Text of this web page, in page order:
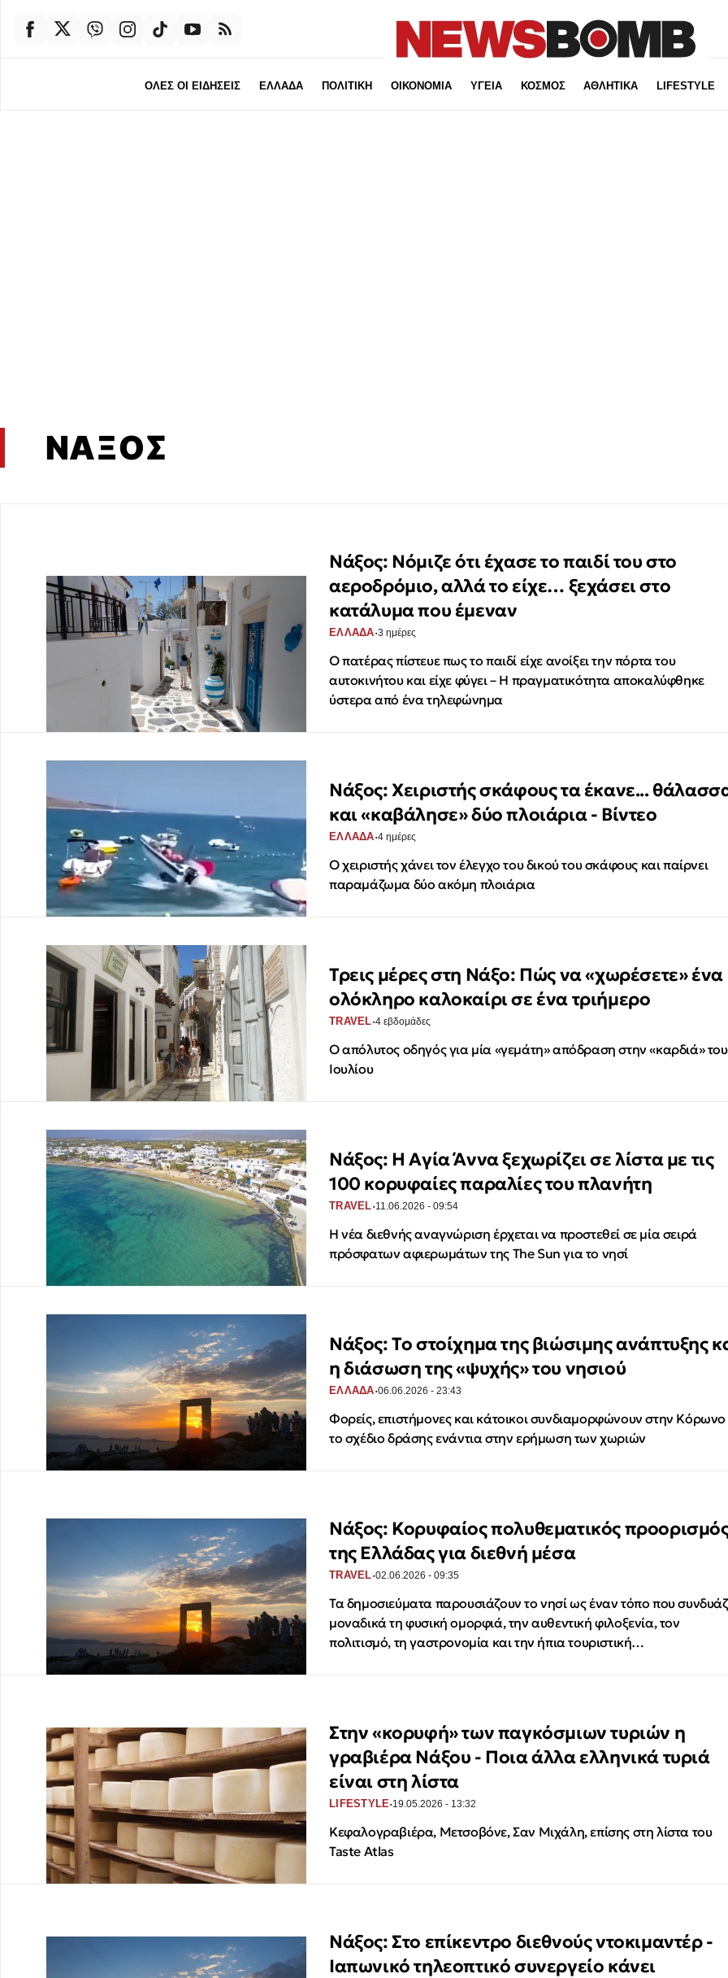
ΟΛΕΣ ΟΙ ΕΙΔΗΣΕΙΣ ΕΛΛΑΔΑ ΠΟΛΙΤΙΚΗ ΟΙΚΟΝΟΜΙΑ ΥΓΕΙΑ ΚΟΣΜΟΣ ΑΘΛΗΤΙΚΑ LIFESTYLE
ΝΑΞΟΣ
Νάξος: Νόμιζε ότι έχασε το παιδί του στο
αεροδρόμιο, αλλά το είχε… ξεχάσει στο
κατάλυμα που έμεναν
ΕΛΛΑΔΑ·3 ημέρες
Ο πατέρας πίστευε πως το παιδί είχε ανοίξει την πόρτα του
αυτοκινήτου και είχε φύγει – Η πραγματικότητα αποκαλύφθηκε
ύστερα από ένα τηλεφώνημα
Νάξος: Χειριστής σκάφους τα έκανε...
και «καβάλησε» δύο πλοιάρια - Βίντεο
ΕΛΛΑΔΑ·4 ημέρες
Ο χειριστής χάνει τον έλεγχο του δικού του σκάφους και παίρνει
παραμάζωμα δύο ακόμη πλοιάρια
Τρεις μέρες στη Νάξο: Πώς να «χωρέσετε» ένα
ολόκληρο καλοκαίρι σε ένα τριήμερο
TRAVEL·4 εβδομάδες
Ο απόλυτος οδηγός για μία «γεμάτη» απόδραση στην «καρδιά» του
Ιουλίου
Νάξος: Η Αγία Άννα ξεχωρίζει σε λίστα με τις
100 κορυφαίες παραλίες του πλανήτη​​​​​​​​​​​​​​​
TRAVEL·11.06.2026 - 09:54
Η νέα διεθνής αναγνώριση έρχεται να προστεθεί σε μία σειρά
πρόσφατων αφιερωμάτων της The Sun για το νησί
Νάξος: Το στοίχημα της βιώσιμης ανάπτυξης
η διάσωση της «ψυχής» του νησιού
ΕΛΛΑΔΑ·06.06.2026 - 23:43
Φορείς, επιστήμονες και κάτοικοι συνδιαμορφώνουν στην Κόρωνο
το σχέδιο δράσης ενάντια στην ερήμωση των χωριών
Νάξος: Κορυφαίος πολυθεματικός
της Ελλάδας για διεθνή μέσα
TRAVEL·02.06.2026 - 09:35
Τα δημοσιεύματα παρουσιάζουν το νησί ως έναν τόπο που
μοναδικά τη φυσική ομορφιά, την αυθεντική φιλοξενία, τον
πολιτισμό, τη γαστρονομία και την ήπια τουριστική…
Στην «κορυφή» των παγκόσμιων τυριών η
γραβιέρα Νάξου - Ποια άλλα ελληνικά τυριά
είναι στη λίστα
LIFESTYLE·19.05.2026 - 13:32
Κεφαλογραβιέρα, Μετσοβόνε, Σαν Μιχάλη, επίσης στη λίστα του
Taste Atlas
Νάξος: Στο επίκεντρο διεθνούς ντοκιμαντέρ -
Ιαπωνικό τηλεοπτικό συνεργείο κάνει